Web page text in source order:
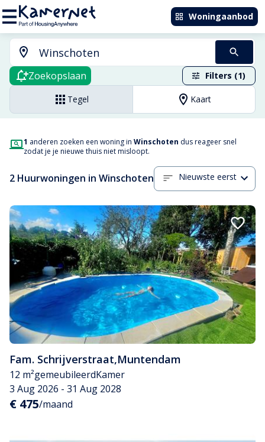
Woningaanbod
Zoekopslaan Filters (1)
Tegel Kaart
1 anderen zoeken een woning in Winschoten dus reageer snel
zodat je je nieuwe thuis niet misloopt.
2 Huurwoningen in Winschoten Nieuwste eerst
Fam. Schrijverstraat,Muntendam
12 m²gemeubileerdKamer
3 Aug 2026 - 31 Aug 2028
€ 475/maand